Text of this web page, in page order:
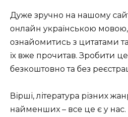
Дуже зручно на нашому
онлайн українською
ознайомитись з цитатами
їх вже прочитав. Зробити
безкоштовно та без
Вірші, література різних
найменших – все це є у